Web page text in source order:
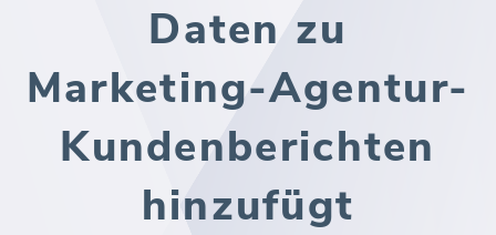
Daten zu
Marketing-Agentur-
Kundenberichten
hinzufügt